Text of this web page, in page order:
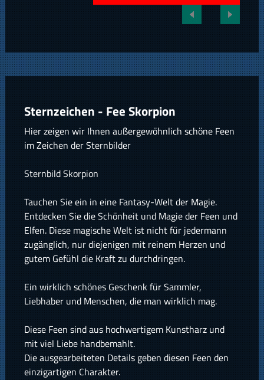
Sternzeichen - Fee Skorpion
Hier zeigen wir Ihnen außergewöhnlich schöne Feen
im Zeichen der Sternbilder
Sternbild Skorpion
Tauchen Sie ein in eine Fantasy-Welt der Magie.
Entdecken Sie die Schönheit und Magie der Feen und
Elfen. Diese magische Welt ist nicht für jedermann
zugänglich, nur diejenigen mit reinem Herzen und
gutem Gefühl die Kraft zu durchdringen.
Ein wirklich schönes Geschenk für Sammler,
Liebhaber und Menschen, die man wirklich mag.
Diese Feen sind aus hochwertigem Kunstharz und
mit viel Liebe handbemahlt.
Die ausgearbeiteten Details geben diesen Feen den
einzigartigen Charakter.